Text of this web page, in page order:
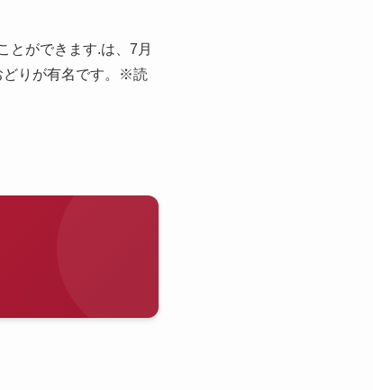
とができます.は、7月
どりが有名です。※読